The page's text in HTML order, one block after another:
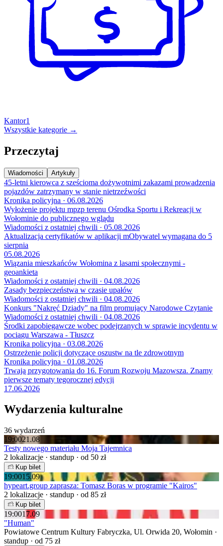
Kantor1
Wszystkie kategorie →
Przeczytaj
Wiadomości Artykuły
45-letni kierowca z sześcioma dożywotnimi zakazami prowadzenia
pojazdów zatrzymany w stanie nietrzeźwości
Kronika policyjna · 06.08.2026
Wyłożenie projektu mpzp terenu Ośrodka Sportu i Rekreacji w
Wołominie do publicznego wglądu
Wiadomości z ostatniej chwili · 05.08.2026
Aktualizacja certyfikatów w aplikacji mObywatel wymagana do 5
sierpnia
05.08.2026
Wiązania mieszkańców Wołomina z lasami społecznymi -
geoankieta
Wiadomości z ostatniej chwili · 04.08.2026
Zasady bezpieczeństwa w czasie upałów
Wiadomości z ostatniej chwili · 04.08.2026
Konkurs "Nakręć Dziady" na film promujący Narodowe Czytanie
Wiadomości z ostatniej chwili · 04.08.2026
Środki zapobiegawcze wobec podejrzanych w sprawie incydentu w
pociągu Warszawa - Tłuszcz
Kronika policyjna · 03.08.2026
Ostrzeżenie policji dotyczące oszustw na tle zdrowotnym
Kronika policyjna · 01.08.2026
Trwają przygotowania do 16. Forum Rozwoju Mazowsza. Znamy
pierwsze tematy tegorocznej edycji
17.06.2026
Wydarzenia kulturalne
36 wydarzeń
19:0021.08
Testy nowego materiału Moja Tajemnica
2 lokalizacje · standup · od 50 zł
Kup bilet
19:0015.09
hypeart.group zaprasza: Tomasz Boras w programie "Kairos"
2 lokalizacje · standup · od 85 zł
Kup bilet
19:0017.09
"Human"
Powiatowe Centrum Kultury Fabryczka, Ul. Orwida 20, Wołomin ·
standup · od 75 zł